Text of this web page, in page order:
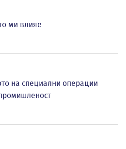
ми влияе
на специални операции